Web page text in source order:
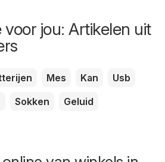
voor jou: Artikelen uit
Mes Kan
Usb
Sokken
Geluid